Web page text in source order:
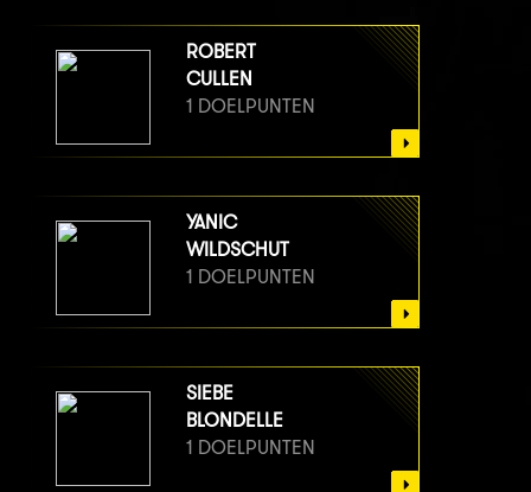
ROBERT
CULLEN
1 DOELPUNTEN
YANIC
WILDSCHUT
1 DOELPUNTEN
SIEBE
BLONDELLE
1 DOELPUNTEN